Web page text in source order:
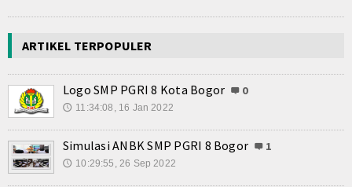
ARTIKEL TERPOPULER
Logo SMP PGRI 8 Kota Bogor 0
🕔 11:34:08, 16 Jan 2022
Simulasi ANBK SMP PGRI 8 Bogor 1
🕔 10:29:55, 26 Sep 2022